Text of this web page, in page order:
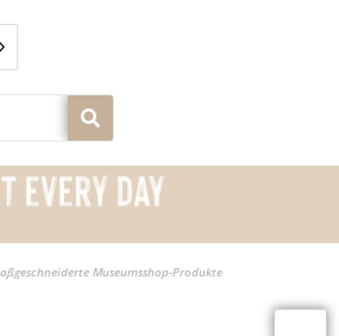
Museumsshop-Produkte